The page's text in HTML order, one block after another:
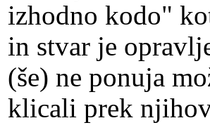
izhodno kodo"
in stvar je
(še) ne ponuja
klicali prek